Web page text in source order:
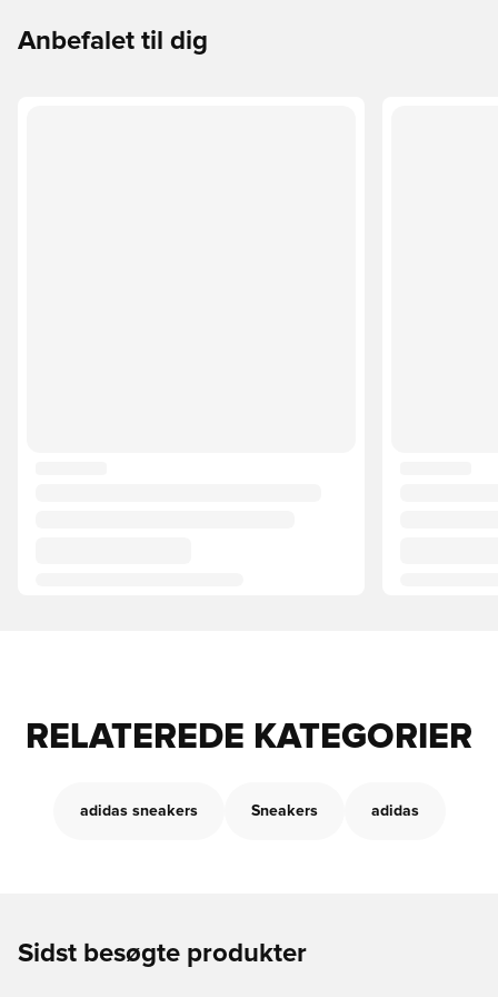
Anbefalet til dig
RELATEREDE KATEGORIER
adidas sneakers Sneakers adidas
Sidst besøgte produkter